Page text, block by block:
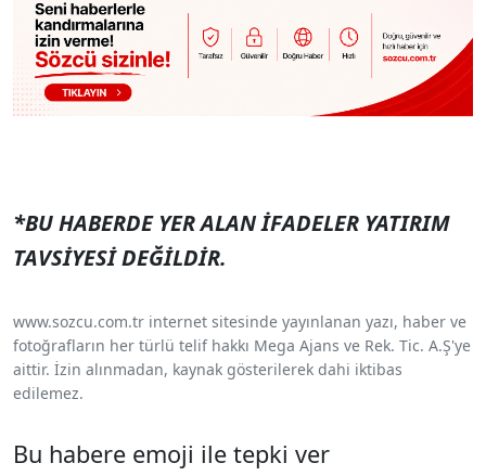
*BU HABERDE YER ALAN İFADELER YATIRIM
TAVSİYESİ DEĞİLDİR.
www.sozcu.com.tr internet sitesinde yayınlanan yazı, haber ve
fotoğrafların her türlü telif hakkı Mega Ajans ve Rek. Tic. A.Ş'ye
aittir. İzin alınmadan, kaynak gösterilerek dahi iktibas
edilemez.
Bu habere emoji ile tepki ver